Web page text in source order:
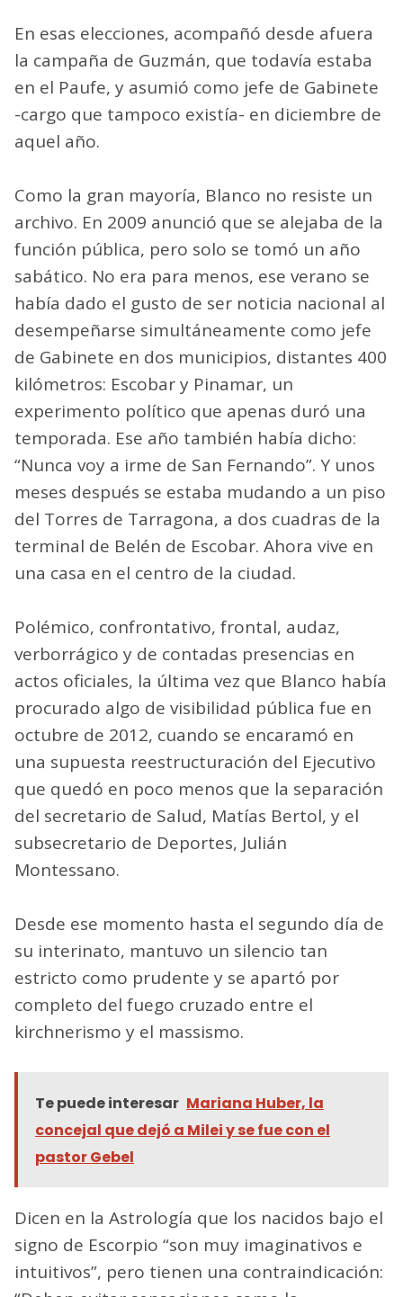
En esas elecciones, acompañó desde afuera
la campaña de Guzmán, que todavía estaba
en el Paufe, y asumió como jefe de Gabinete
-cargo que tampoco existía- en diciembre de
aquel año.
Como la gran mayoría, Blanco no resiste un
archivo. En 2009 anunció que se alejaba de la
función pública, pero solo se tomó un año
sabático. No era para menos, ese verano se
había dado el gusto de ser noticia nacional al
desempeñarse simultáneamente como jefe
de Gabinete en dos municipios, distantes 400
kilómetros: Escobar y Pinamar, un
experimento político que apenas duró una
temporada. Ese año también había dicho:
“Nunca voy a irme de San Fernando”. Y unos
meses después se estaba mudando a un piso
del Torres de Tarragona, a dos cuadras de la
terminal de Belén de Escobar. Ahora vive en
una casa en el centro de la ciudad.
Polémico, confrontativo, frontal, audaz,
verborrágico y de contadas presencias en
actos oficiales, la última vez que Blanco había
procurado algo de visibilidad pública fue en
octubre de 2012, cuando se encaramó en
una supuesta reestructuración del Ejecutivo
que quedó en poco menos que la separación
del secretario de Salud, Matías Bertol, y el
subsecretario de Deportes, Julián
Montessano.
Desde ese momento hasta el segundo día de
su interinato, mantuvo un silencio tan
estricto como prudente y se apartó por
completo del fuego cruzado entre el
kirchnerismo y el massismo.
Te puede interesar Mariana Huber, la
concejal que dejó a Milei y se fue con el
pastor Gebel
Dicen en la Astrología que los nacidos bajo el
signo de Escorpio “son muy imaginativos e
intuitivos”, pero tienen una contraindicación: